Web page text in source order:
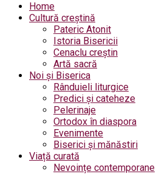
Home
Cultură creștină
Pateric Atonit
Istoria Bisericii
Cenaclu creștin
Artă sacră
Noi și Biserica
Rânduieli liturgice
Predici și cateheze
Pelerinaje
Ortodox în diaspora
Evenimente
Biserici și mănăstiri
Viață curată
Nevoințe contemporane